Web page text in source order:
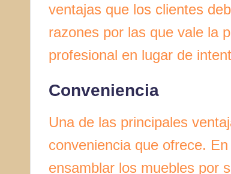
ventajas que los clientes
razones por las que vale la
profesional en lugar de
Conveniencia
Una de las principales
conveniencia que ofrece.
ensamblar los muebles por